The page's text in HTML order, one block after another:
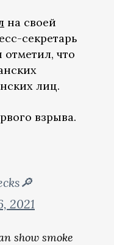
на своей
секретарь
что
лиц.
взрыва.
2021
show smoke